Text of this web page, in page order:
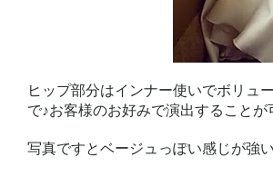
ヒップ部分はインナー使いでボリュ
で♪お客様のお好みで演出することが
写真ですとベージュっぽい感じが強